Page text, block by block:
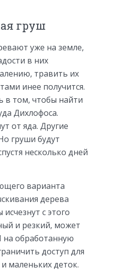
груш
уже на земле,
в них
травить их
инее получится.
в том, чтобы найти
Дихлофоса.
от яда. Другие
груши будут
несколько дней
варианта
дерева
с этого
и резкий, может
на обработанную
доступ для
маленьких деток.